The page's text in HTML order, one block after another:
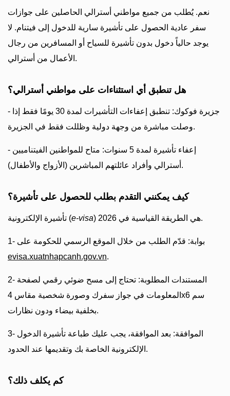
نعم. يُطلب من جميع مواطني أسترالي الحاصلين على جوازات
سفر عادية الحصول على تأشيرة سارية للدخول إلى فيتنام. لا
يوجد حالياً دخول بدون تأشيرة للسياح أو المسافرين من رجال
الأعمال من أسترالي.
هل تنطبق أي استثناءات على مواطني أسترالي؟
- جزيرة فوكوك: تنطبق إعفاءات التأشيرات لمدة 30 يومًا فقط إذا
وصلت مباشرة من وجهة دولية وظللت فقط في الجزيرة.
- إعفاء تأشيرة لمدة 5 سنوات: متاح للمواطنين الفيتناميين
أسترالي وأفراد عائلتهم المباشرين (الأزواج والأطفال).
كيف يمكنني التقدم بطلب للحصول على تأشيرة؟
تأشيرة الإلكترونية (e-visa ) هي الطريقة القياسية في 2026.
1- بوابة: قدّم الطلب من خلال الموقع الرسمي للحكومة على
evisa.xuatnhapcanh.gov.vn.
2- المستندات المطلوبة: تحتاج إلى مسح ضوئي رقمي لصفحة
المعلومات في جواز سفرك وصورة شخصية مقاس 4x6 سم
بخلفية بيضاء ودون نظارات.
3- الموافقة: بعد الموافقة، يجب عليك طباعة تأشيرة الدخول
الإلكترونية الخاصة بك وتقديمها عند الحدود.
كم يكلف ذلك؟